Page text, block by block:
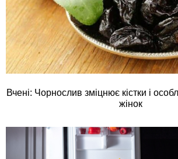
Вчені: Чорнослив зміцнює кістки і
жінок